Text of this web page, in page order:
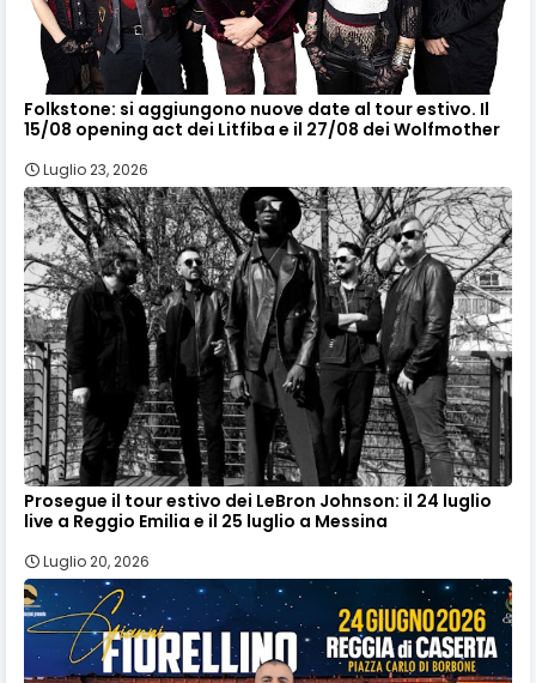
Folkstone: si aggiungono nuove date al tour estivo. Il
15/08 opening act dei Litfiba e il 27/08 dei Wolfmother
Luglio 23, 2026
Prosegue il tour estivo dei LeBron Johnson: il 24 luglio
live a Reggio Emilia e il 25 luglio a Messina
Luglio 20, 2026